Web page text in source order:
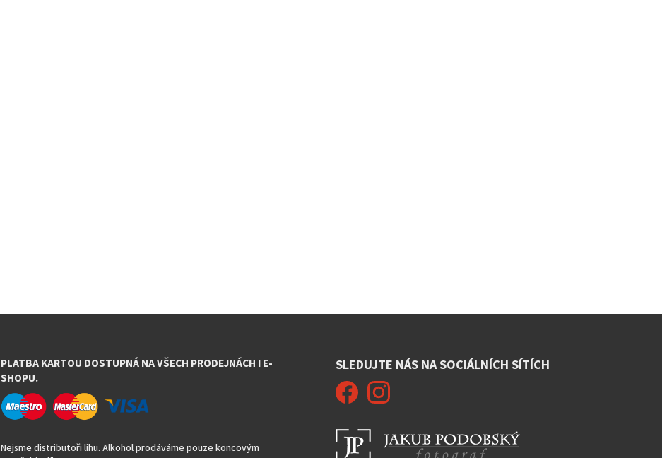
PLATBA KARTOU DOSTUPNÁ NA VŠECH PRODEJNÁCH I E-
SHOPU.
Nejsme distributoři lihu. Alkohol prodáváme pouze koncovým
SLEDUJTE NÁS NA SOCIÁLNÍCH SÍTÍCH